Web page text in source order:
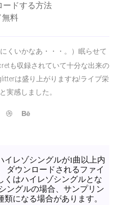
ードする方法
無料
くいかなあ・・・。）眠らせて
も収録されていて十分な出来の
は盛り上がりますね!ライブ栄
実感しました。
イレゾシングルが1曲以上内
ダウンロードされるファイ
くはハイレゾシングルとな
ングルの場合、サンプリン
になる場合があります。